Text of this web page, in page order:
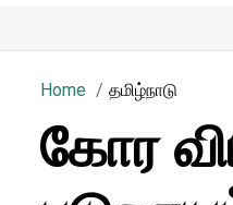
Home தமிழ்நாடு
கோர